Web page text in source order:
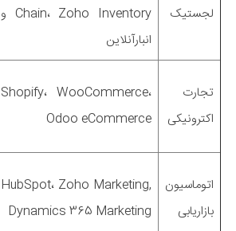
لجستیک
Chain، Zoho Inventory و
انبارآنلاین
تجارت
اکترونیکی
Shopify، WooCommerce،
Odoo eCommerce
اتوماسیون
بازاریابی
HubSpot، Zoho Marketing,
Dynamics 365 Marketing